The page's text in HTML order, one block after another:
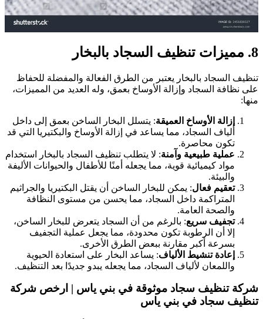
8. مميزات تنظيف السجاد بالبخار
تنظيف السجاد بالبخار يعتبر من الطرق الفعالة والمفضلة للحفاظ
على نظافة السجاد وإزالة الأوساخ بعمق، وله العديد من المميزات،
منها:
إزالة الأوساخ العميقة: يتسلل البخار الساخن بعمق إلى داخل
ألياف السجاد، مما يساعد في إزالة الأوساخ والبكتيريا التي قد
تكون محاصرة.
عملية طبيعية وآمنة: لا يتطلب تنظيف السجاد بالبخار استخدام
مواد كيميائية قوية، مما يجعله أمنًا للأطفال والحيوانات الأليفة
والبيئة.
تعقيم فعال: يمكن للبخار الساخن أن يقتل البكتيريا والجراثيم
المتراكمة داخل السجاد، مما يحسن من مستوى النظافة
والصحة العامة.
تجفيف سريع: بالرغم من أن السجاد يتعرض للبخار الساخن،
إلا أن الرطوبة تكون محدودة، مما يجعل عملية التجفيف
بسرعة أكبر مقارنة ببعض الطرق الأخرى.
إعادة تنشيط الألياف: يساعد البخار على استعادة الحيوية
واللمعان لألياف السجاد، مما يجعله يبدو جديدًا بعد التنظيف.
شركة تنظيف سجاد موثوقة في بني ياس | ارخص شركة
تنظيف سجاد في بني ياس